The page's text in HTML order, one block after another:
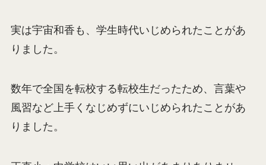
実は宇宙和香も、学生時代いじめられたことがあ
りました。
数年で全国を転校する転校生だったため、言葉や
風習など上手くなじめずにいじめられたことがあ
りました。